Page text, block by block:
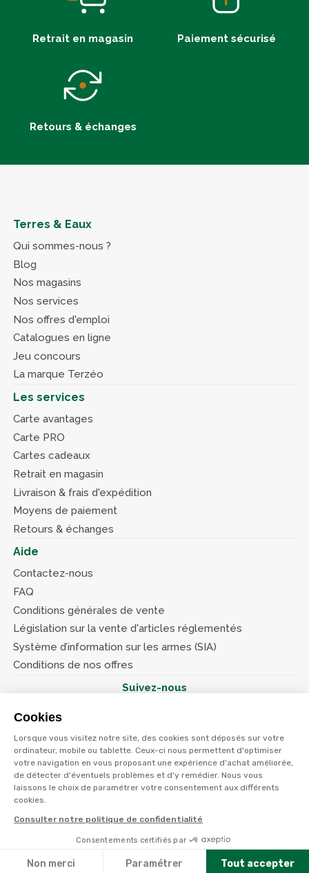
Cookies
Lorsque vous visitez notre site, des cookies sont déposés sur votre
ordinateur, mobile ou tablette. Ceux-ci nous permettent d'optimiser
votre navigation en vous proposant une expérience d'achat améliorée,
de détecter d'éventuels problèmes et d'y remédier. Nous vous
laissons le choix de paramétrer votre consentement aux différents
cookies.
Consulter notre politique de confidentialité
Consentements certifiés par
Non merci Paramétrer Tout accepter
Retrait en magasin Paiement sécurisé
Retours & échanges
Terres & Eaux
Qui sommes-nous ?
Blog
Nos magasins
Nos services
Nos offres d'emploi
Catalogues en ligne
Jeu concours
La marque Terzéo
Les services
Carte avantages
Carte PRO
Cartes cadeaux
Retrait en magasin
Livraison & frais d'expédition
Moyens de paiement
Retours & échanges
Aide
Contactez-nous
FAQ
Conditions générales de vente
Législation sur la vente d'articles réglementés
Système d’information sur les armes (SIA)
Conditions de nos offres
Suivez-nous
© Terres et eaux 2026
Politique de confidentialité
Mentions légales
CGV